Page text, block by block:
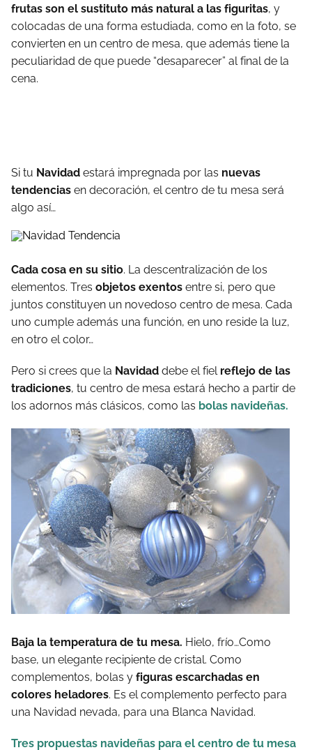
frutas son el sustituto más natural a las figuritas, y
colocadas de una forma estudiada, como en la foto, se
convierten en un centro de mesa, que además tiene la
peculiaridad de que puede “desaparecer” al final de la
cena.
Si tu Navidad estará impregnada por las nuevas
tendencias en decoración, el centro de tu mesa será
algo así…
Cada cosa en su sitio. La descentralización de los
elementos. Tres objetos exentos entre si, pero que
juntos constituyen un novedoso centro de mesa. Cada
uno cumple además una función, en uno reside la luz,
en otro el color…
Pero si crees que la Navidad debe el fiel reflejo de las
tradiciones, tu centro de mesa estará hecho a partir de
los adornos más clásicos, como las bolas navideñas.
Baja la temperatura de tu mesa. Hielo, frío…Como
base, un elegante recipiente de cristal. Como
complementos, bolas y figuras escarchadas en
colores heladores. Es el complemento perfecto para
una Navidad nevada, para una Blanca Navidad.
Tres propuestas navideñas para el centro de tu mesa